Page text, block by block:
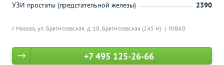
г. Москва, ул. Братиславская. д. 10, Братиславская (245 м) ЮВАО
УЗИ простаты (предстательной железы)
2390
+7 495 125-26-66